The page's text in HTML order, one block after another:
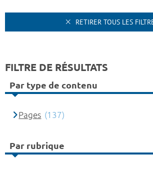
RETIRER TOUS LES
FILTRE DE RÉSULTATS
Par type de contenu
Pages (137)
Par rubrique